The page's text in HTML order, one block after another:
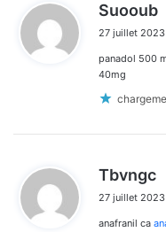
Suooub
t
27 juillet 2023
panadol 500
40mg
Tbvngc
t
27 juillet
anafranil ca